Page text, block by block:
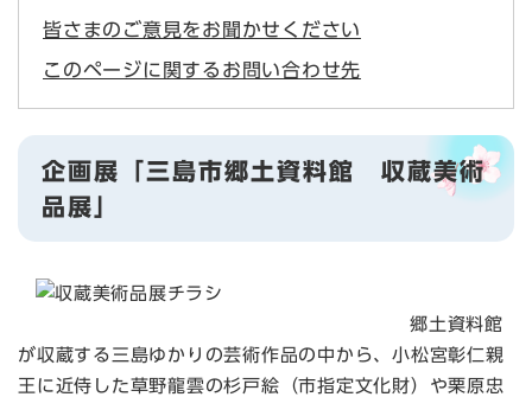
皆さまのご意見をお聞かせください
このページに関するお問い合わせ先
企画展「三島市郷土資料館 収蔵美術
品展」
郷土資料館
が収蔵する三島ゆかりの芸術作品の中から、小松宮彰仁親
王に近侍した草野龍雲の杉戸絵（市指定文化財）や栗原忠